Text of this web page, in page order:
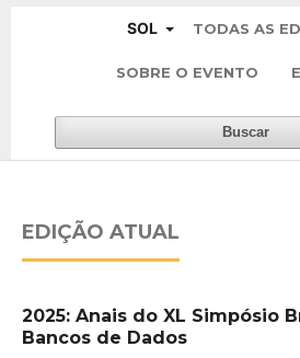
SOL TODAS AS
SOBRE O EVENTO
Buscar
EDIÇÃO ATUAL
2025: Anais do XL Simpósio
Bancos de Dados